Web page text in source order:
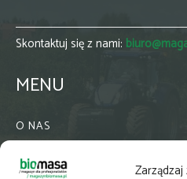
Skontaktuj się z nami:
MENU
O NAS
WSPÓŁPRACA